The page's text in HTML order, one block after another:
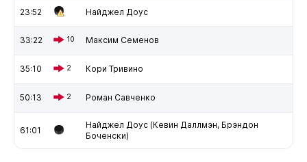
23:52 Найджел Доус
33:22 10 Максим Семенов
35:10 2 Кори Тривино
50:13 2 Роман Савченко
61:01
Найджел Доус (Кевин Даллмэн, Брэндон
Боченски)